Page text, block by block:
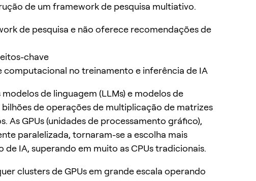
de um framework de pesquisa multiativo.
de pesquisa e não oferece recomendações de
chave
computacional no treinamento e inferência de IA
de linguagem (LLMs) e modelos de
de operações de multiplicação de matrizes
As GPUs (unidades de processamento gráfico),
paralelizada, tornaram-se a escolha mais
IA, superando em muito as CPUs tradicionais.
clusters de GPUs em grande escala operando